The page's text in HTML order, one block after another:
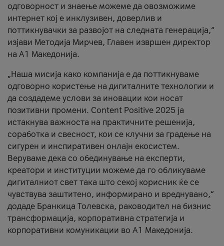
одговорност и знаење можеме да овозможиме
интернет кој е инклузивен, доверлив и
поттикнувачки за развојот на следната генерација,“
изјави Методија Мирчев, Главен извршен директор
на А1 Македонија.
„Наша мисија како компанија е да поттикнуваме
одговорно користење на дигиталните технологии и
да создадеме услови за иновации кои носат
позитивни промени. Content Positive 2025 ја
истакнува важноста на практичните решенија,
соработка и свесност, кои се клучни за градење на
сигурен и инспиративен онлајн екосистем.
Веруваме дека со обединување на експерти,
креатори и институции можеме да го обликуваме
дигиталниот свет така што секој корисник ќе се
чувствува заштитено, информирано и вреднувано,“
додаде Бранкица Толевска, раководител на бизнис
трансформација, корпоративна стратегија и
корпоративни комуникации во А1 Македонија.